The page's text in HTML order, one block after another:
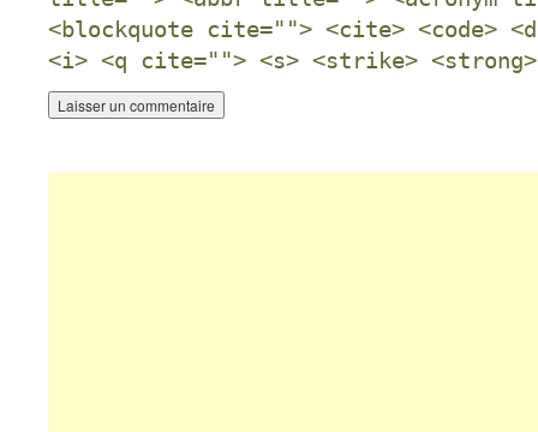
<blockquote cite=""> <cite> <code>
<i> <q cite=""> <s> <strike> <strong>